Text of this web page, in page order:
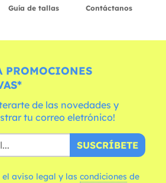
Guía de tallas Contáctanos
PROMOCIONES
de las novedades y
tu correo eletrónico!
SUSCRÍBETE
aviso legal y las condiciones